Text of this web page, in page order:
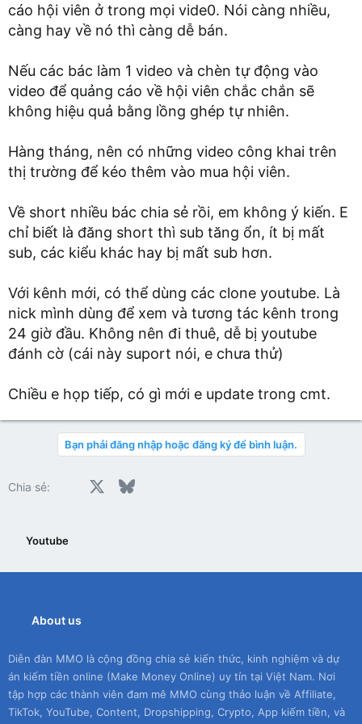
cáo hội viên ở trong mọi vide0. Nói càng nhiều,
càng hay về nó thì càng dễ bán.
Nếu các bác làm 1 video và chèn tự động vào
video để quảng cáo về hội viên chắc chắn sẽ
không hiệu quả bằng lồng ghép tự nhiên.
Hàng tháng, nên có những video công khai trên
thị trường để kéo thêm vào mua hội viên.
Về short nhiều bác chia sẻ rồi, em không ý kiến. E
chỉ biết là đăng short thì sub tăng ổn, ít bị mất
sub, các kiểu khác hay bị mất sub hơn.
Với kênh mới, có thể dùng các clone youtube. Là
nick mình dùng để xem và tương tác kênh trong
24 giờ đầu. Không nên đi thuê, dễ bị youtube
đánh cờ (cái này suport nói, e chưa thử)
Chiều e họp tiếp, có gì mới e update trong cmt.
Bạn phải đăng nhập hoặc đăng ký để bình luận.
Chia sẻ: Facebook Bluesky
Youtube
About us
Diễn đàn MMO là cộng đồng chia sẻ kiến thức, kinh nghiệm và dự
án kiếm tiền online (Make Money Online) uy tín tại Việt Nam. Nơi
tập hợp các thành viên đam mê MMO cùng thảo luận về Affiliate,
TikTok, YouTube, Content, Dropshipping, Crypto, App kiếm tiền, và